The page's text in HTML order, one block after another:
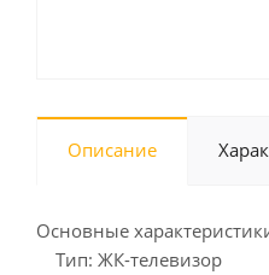
Описание
Основные
Тип: ЖК-телевизор